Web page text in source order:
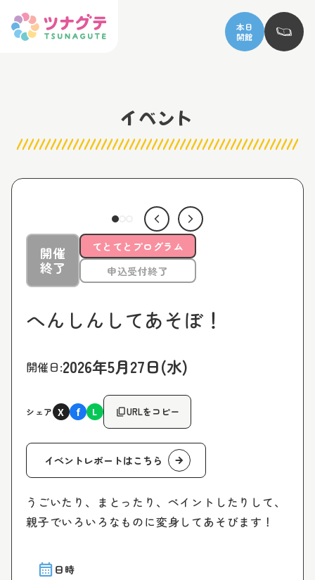
本日
開館
イベント
開催
終了
てとてとプログラム
申込受付終了
へんしんしてあそぼ！
開催日:2026年5月27日(水)
シェア X f L content_copyURLをコピー
イベントレポートはこちら arrow_forward
うごいたり、まとったり、ペイントしたりして、
親子でいろいろなものに変身してあそびます！
calendar_month 日時